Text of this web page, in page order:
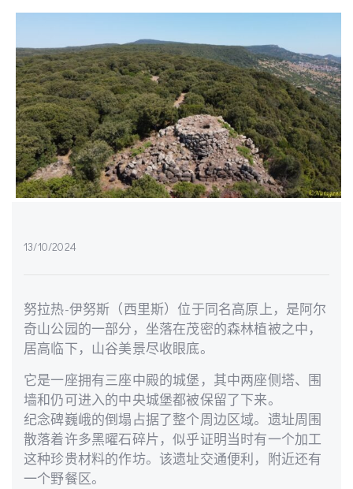
13/10/2024
努拉热-伊努斯（西里斯）位于同名高原上，是阿尔
奇山公园的一部分，坐落在茂密的森林植被之中，
居高临下，山谷美景尽收眼底。
它是一座拥有三座中殿的城堡，其中两座侧塔、围
墙和仍可进入的中央城堡都被保留了下来。
纪念碑巍峨的倒塌占据了整个周边区域。遗址周围
散落着许多黑曜石碎片，似乎证明当时有一个加工
这种珍贵材料的作坊。该遗址交通便利，附近还有
一个野餐区。